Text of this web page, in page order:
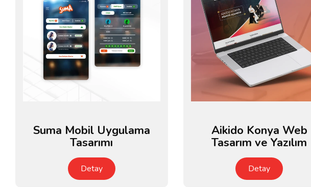
Suma Mobil Uygulama
Tasarımı
Detay
Aikido Konya Web
Tasarım ve Yazılım
Detay